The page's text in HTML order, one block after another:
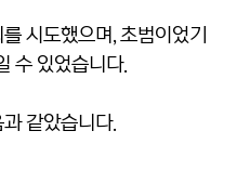
시도했으며, 초범이었기
수 있었습니다.
같았습니다.